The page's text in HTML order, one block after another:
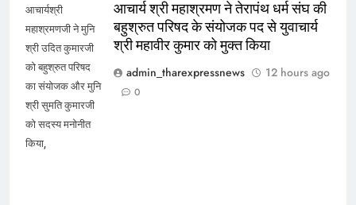
आचार्यश्री
महाश्रमणजी ने मुनि
श्री उदित कुमारजी
को बहुश्रुत परिषद
का संयोजक और मुनि
श्री सुमति कुमारजी
को सदस्य मनोनीत
किया,
आचार्य श्री महाश्रमण ने तेरापंथ धर्म संघ की
बहुश्रुत परिषद के संयोजक पद से युवाचार्य
श्री महावीर कुमार को मुक्त किया
admin_tharexpressnews
12 hours ago
0